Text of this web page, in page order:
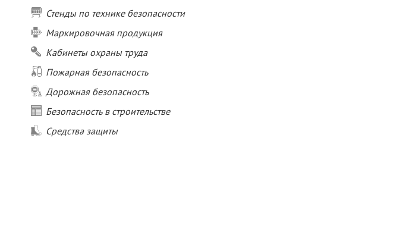
Стенды по технике безопасности
Маркировочная продукция
Кабинеты охраны труда
Пожарная безопасность
Дорожная безопасность
Безопасность в строительстве
Средства защиты